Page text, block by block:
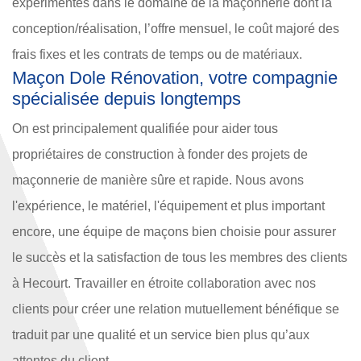
expérimentés dans le domaine de la maçonnerie dont la
conception/réalisation, l’offre mensuel, le coût majoré des
frais fixes et les contrats de temps ou de matériaux.
Maçon Dole Rénovation, votre compagnie
spécialisée depuis longtemps
On est principalement qualifiée pour aider tous
propriétaires de construction à fonder des projets de
maçonnerie de manière sûre et rapide. Nous avons
l'expérience, le matériel, l'équipement et plus important
encore, une équipe de maçons bien choisie pour assurer
le succès et la satisfaction de tous les membres des clients
à Hecourt. Travailler en étroite collaboration avec nos
clients pour créer une relation mutuellement bénéfique se
traduit par une qualité et un service bien plus qu’aux